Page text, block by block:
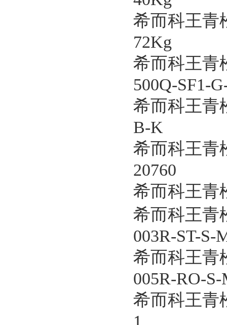
希而科王
72Kg
希而科王
500Q-SF1-
希而科王
B-K
希而科王
20760
希而科王
希而科王
003R-ST-S-
希而科王
005R-RO-
希而科王
1